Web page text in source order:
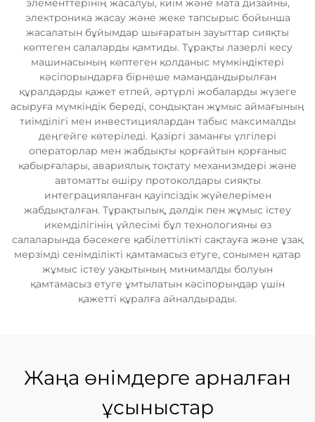
элементтерінің жасалуы, киім және мата дизайны,
электроника жасау және жеке тапсырыс бойынша
жасалатын бұйымдар шығаратын зауыттар сияқты
көптеген салаларды қамтиды. Тұрақты лазерлі кесу
машинасының көптеген қолданыс мүмкіндіктері
кәсіпорындарға бірнеше мамандандырылған
құралдарды қажет етпей, әртүрлі жобаларды жүзеге
асыруға мүмкіндік береді, сондықтан жұмыс аймағының
тиімділігі мен инвестициялардан табыс максималды
деңгейге көтеріледі. Қазіргі заманғы үлгілері
операторлар мен жабдықты қорғайтын қорғаныс
қабырғалары, авариялық тоқтату механизмдері және
автоматты өшіру протоколдары сияқты
интеграцияланған қауіпсіздік жүйелерімен
жабдықталған. Тұрақтылық, дәлдік пен жұмыс істеу
икемділігінің үйлесімі бұл технологияны өз
салаларында бәсекеге қабілеттілікті сақтауға және ұзақ
мерзімді сенімділікті қамтамасыз етуге, сонымен қатар
жұмыс істеу уақытының минималды болуын
қамтамасыз етуге ұмтылатын кәсіпорындар үшін
қажетті құралға айналдырады.
Жаңа өнімдерге арналған
ұсыныстар